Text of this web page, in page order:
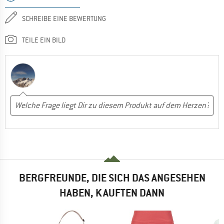
SCHREIBE EINE BEWERTUNG
TEILE EIN BILD
BERGFREUNDE, DIE SICH DAS ANGESEHEN
HABEN, KAUFTEN DANN